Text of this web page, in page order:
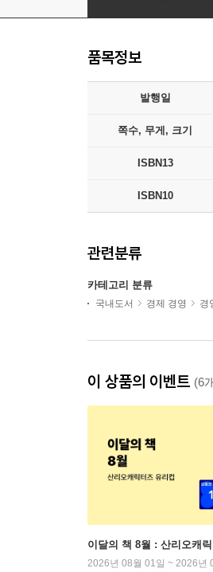
품목정보
발행일
쪽수, 무게, 크기
ISBN13
ISBN10
관련분류
카테고리 분류
국내도서 경제 경영 경
이 상품의 이벤트 (6
이달의 책 8월 : 산리오캐
2026년 08월 01일 ~ 2026년